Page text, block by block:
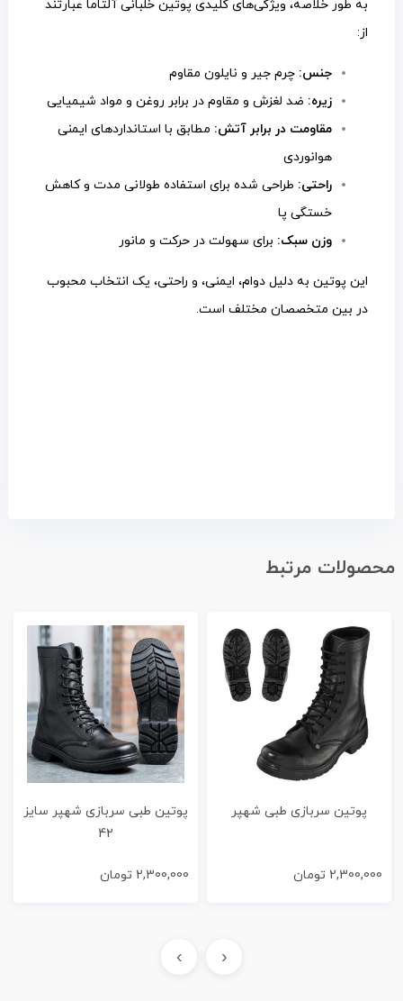
به طور خلاصه، ویژگی‌های کلیدی پوتین خلبانی آلتاما عبارتند
از:
جنس: چرم جیر و نایلون مقاوم
زیره: ضد لغزش و مقاوم در برابر روغن و مواد شیمیایی
مقاومت در برابر آتش: مطابق با استانداردهای ایمنی
هوانوردی
راحتی: طراحی شده برای استفاده طولانی مدت و کاهش
خستگی پا
وزن سبک: برای سهولت در حرکت و مانور
این پوتین به دلیل دوام، ایمنی، و راحتی، یک انتخاب محبوب
در بین متخصصان مختلف است.
محصولات مرتبط
پوتین سربازی طبی شهپر
2,300,000 تومان
پوتین طبی سربازی شهپر سایز
42
2,300,000 تومان
‹
›